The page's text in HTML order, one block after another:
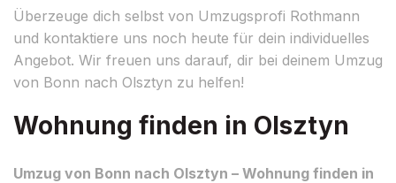
Überzeuge dich selbst von Umzugsprofi Rothmann
und kontaktiere uns noch heute für dein individuelles
Angebot. Wir freuen uns darauf, dir bei deinem Umzug
von Bonn nach Olsztyn zu helfen!
Wohnung finden in Olsztyn
Umzug von Bonn nach Olsztyn – Wohnung finden in